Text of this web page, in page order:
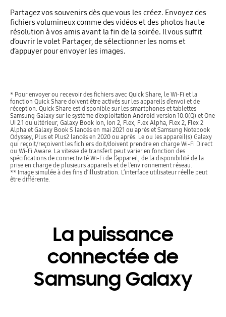
Partagez vos souvenirs dès que vous les créez. Envoyez des
fichiers volumineux comme des vidéos et des photos haute
résolution à vos amis avant la fin de la soirée. Il vous suffit
d’ouvrir le volet Partager, de sélectionner les noms et
d’appuyer pour envoyer les images.
* Pour envoyer ou recevoir des fichiers avec Quick Share, le Wi-Fi et la
fonction Quick Share doivent être activés sur les appareils d’envoi et de
réception. Quick Share est disponible sur les smartphones et tablettes
Samsung Galaxy sur le système d’exploitation Android version 10.0(Q) et One
UI 2.1 ou ultérieur, Galaxy Book Ion, Ion 2, Flex, Flex Alpha, Flex 2, Flex 2
Alpha et Galaxy Book S lancés en mai 2021 ou après et Samsung Notebook
Odyssey, Plus et Plus2 lancés en 2020 ou après. Le ou les appareil(s) Galaxy
qui reçoit/reçoivent les fichiers doit/doivent prendre en charge Wi-Fi Direct
ou Wi-Fi Aware. La vitesse de transfert peut varier en fonction des
spécifications de connectivité Wi-Fi de l’appareil, de la disponibilité de la
prise en charge de plusieurs appareils et de l’environnement réseau.
** Image simulée à des fins d’illustration. L’interface utilisateur réelle peut
être différente.
La puissance
connectée de
Samsung Galaxy